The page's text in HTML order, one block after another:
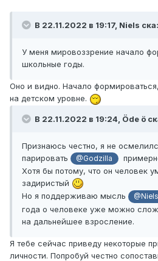
В 22.11.2022 в 19:17, Niels
У меня мировоззрение начало
школьные годы.
Оно и видно. Начало
на детском уровне.
В 22.11.2022 в 19:24, Öde ö
Признаюсь честно, я не
парировать
@Godzilla
Хотя бы потому, что он человек
задиристый
Но я поддерживаю мысль
@Niels
года о человеке уже можно
на дальнейшее взросление.
Я тебе сейчас приведу некоторые
личности. Попробуй честно